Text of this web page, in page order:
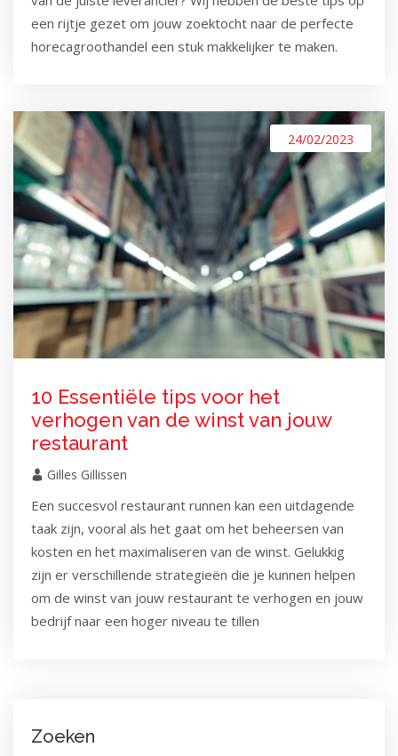
een rijtje gezet om jouw zoektocht naar de perfecte
horecagroothandel een stuk makkelijker te maken.
24/02/2023
10 Essentiële tips voor het
verhogen van de winst van jouw
restaurant
Gilles Gillissen
Een succesvol restaurant runnen kan een uitdagende
taak zijn, vooral als het gaat om het beheersen van
kosten en het maximaliseren van de winst. Gelukkig
zijn er verschillende strategieën die je kunnen helpen
om de winst van jouw restaurant te verhogen en jouw
bedrijf naar een hoger niveau te tillen
Zoeken